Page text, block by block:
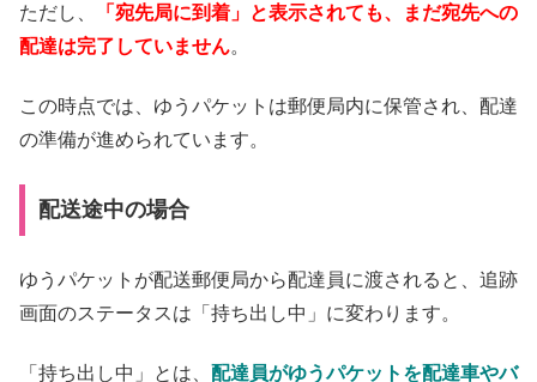
ただし、
「宛先局に到着」と表示されても、まだ宛先への
配達は完了していません。
この時点では、ゆうパケットは郵便局内に保管され、配達
の準備が進められています。
配送途中の場合
ゆうパケットが配送郵便局から配達員に渡されると、追跡
画面のステータスは「持ち出し中」に変わります。
「持ち出し中」とは、 配達員がゆうパケットを配達車やバ